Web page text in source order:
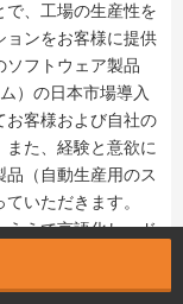
で、工場の生産性を
ンをお客様に提供
ソフトウェア製品
）の日本市場導入
お客様および自社の
た、経験と意欲に
（自動生産用のス
いただきます。
うえで言語化し、ド
トできるようなス